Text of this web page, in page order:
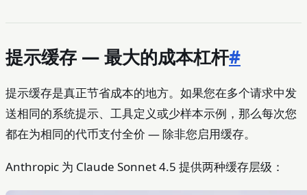
提示缓存 — 最大的成本杠杆#
提示缓存是真正节省成本的地方。如果您在多个请求中发
送相同的系统提示、工具定义或少样本示例，那么每次您
都在为相同的代币支付全价 — 除非您启用缓存。
Anthropic 为 Claude Sonnet 4.5 提供两种缓存层级：